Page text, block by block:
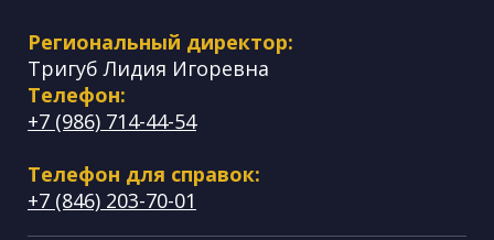
Региональный директор:
Тригуб Лидия Игоревна
Телефон:
+7 (986) 714-44-54
Телефон для справок:
+7 (846) 203-70-01